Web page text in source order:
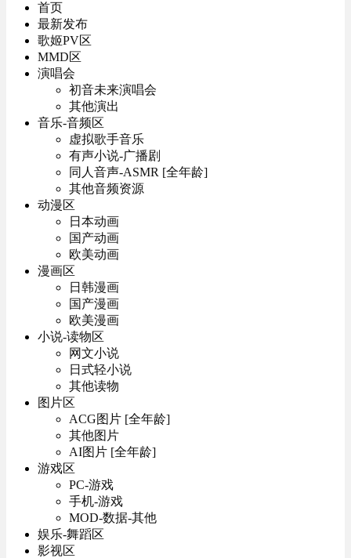
首页
最新发布
歌姬PV区
MMD区
演唱会
初音未来演唱会
其他演出
音乐-音频区
虚拟歌手音乐
有声小说-广播剧
同人音声-ASMR [全年龄]
其他音频资源
动漫区
日本动画
国产动画
欧美动画
漫画区
日韩漫画
国产漫画
欧美漫画
小说-读物区
网文小说
日式轻小说
其他读物
图片区
ACG图片 [全年龄]
其他图片
AI图片 [全年龄]
游戏区
PC-游戏
手机-游戏
MOD-数据-其他
娱乐-舞蹈区
影视区